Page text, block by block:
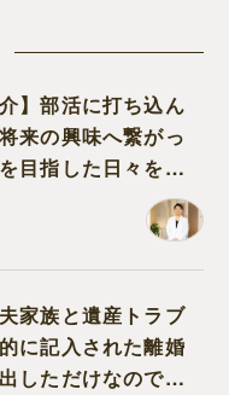
介】部活に打ち込ん
来の興味へ繋がっ
目指した日々を振
夫家族と遺産トラブ
に記入された離婚
しただけなので、